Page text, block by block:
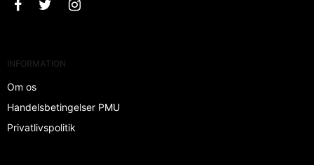
INFORMATION
Om os
Handelsbetingelser PMU
Privatlivspolitik